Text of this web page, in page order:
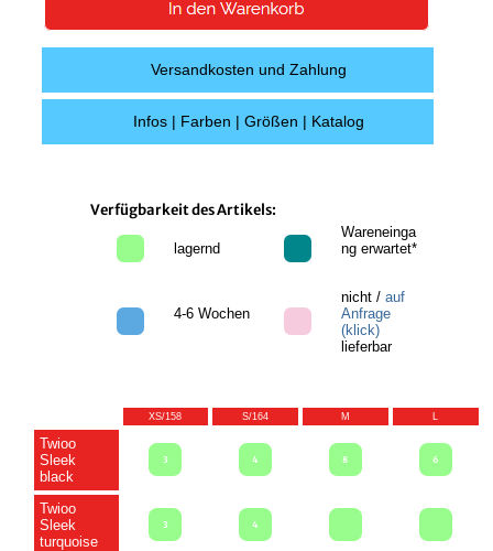
Versandkosten und Zahlung
Infos | Farben | Größen | Katalog
Verfügbarkeit des Artikels:
lagernd
Wareneinga
ng erwartet*
4-6 Wochen
nicht /auf
Anfrage
(klick)
lieferbar
XS/158 S/164 M
Twioo
Sleek
black
3 4 8 6
Twioo
Sleek
turquoise
3 4